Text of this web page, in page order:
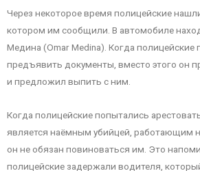
Через некоторое время полицейские
котором им сообщили. В автомобиле
Медина (Omar Medina). Когда полицейские
предъявить документы, вместо этого он
и предложил выпить с ним.
Когда полицейские попытались
является наёмным убийцей, работающим
он не обязан повиноваться им. Это
полицейские задержали водителя,